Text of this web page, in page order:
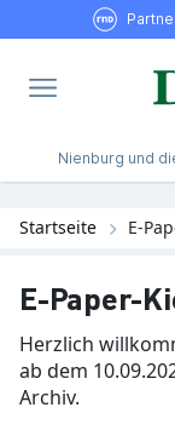
Nienburg und
Startseite E-
E-Paper-
Herzlich
ab dem
Archiv.